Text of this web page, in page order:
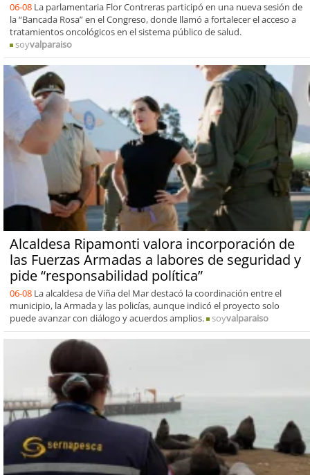
06-08 La parlamentaria Flor Contreras participó en una nueva sesión de
la “Bancada Rosa” en el Congreso, donde llamó a fortalecer el acceso a
tratamientos oncológicos en el sistema público de salud.
soyvalparaiso
Alcaldesa Ripamonti valora incorporación de
las Fuerzas Armadas a labores de seguridad y
pide “responsabilidad política”
06-08 La alcaldesa de Viña del Mar destacó la coordinación entre el
municipio, la Armada y las policías, aunque indicó el proyecto solo
puede avanzar con diálogo y acuerdos amplios.
soyvalparaiso